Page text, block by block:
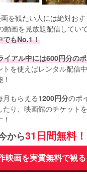
を観たい人には絶対お
動画を見放題配信してい
でもNo.1！
イアル中には600円分の
を使えばレンタル配信
！
月もらえる1200円分のポ
たり、映画館のチケット
から31日間無料！
映画を実質無料で観る